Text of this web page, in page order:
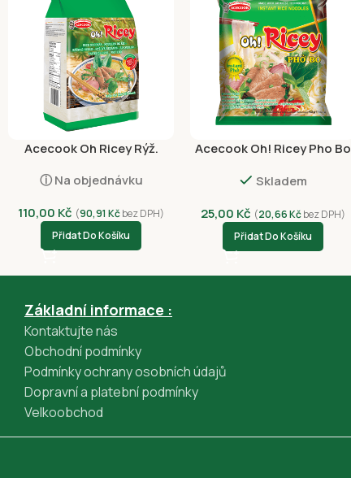
Acecook Oh Ricey Rýž.
ⓘ Na objednávku
110,00 Kč (90,91 Kčbez DPH)
Přidat Do Košíku
Acecook Oh! Ricey Pho Bo
Skladem
25,00 Kč (20,66Kčbez DPH)
Přidat Do Košíku
Základní informace :
Kontaktujte nás
Obchodní podmínky
Podmínky ochrany osobních údajů
Dopravní a platební podmínky
Velkoobchod